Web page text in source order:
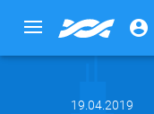
19.04.2019